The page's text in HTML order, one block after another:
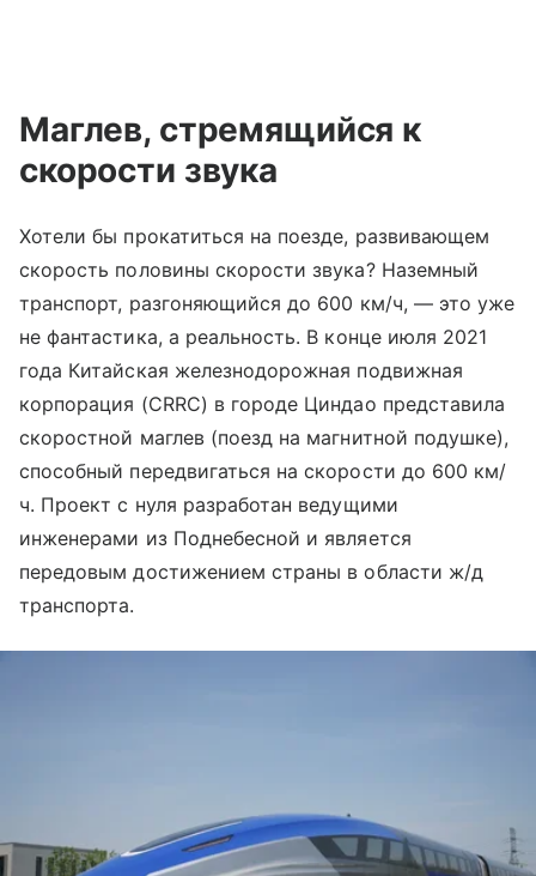
Маглев, стремящийся к
скорости звука
Хотели бы прокатиться на поезде, развивающем
скорость половины скорости звука? Наземный
транспорт, разгоняющийся до 600 км/ч, — это уже
не фантастика, а реальность. В конце июля 2021
года Китайская железнодорожная подвижная
корпорация (CRRC) в городе Циндао представила
скоростной маглев (поезд на магнитной подушке),
способный передвигаться на скорости до 600 км/
ч. Проект с нуля разработан ведущими
инженерами из Поднебесной и является
передовым достижением страны в области ж/д
транспорта.